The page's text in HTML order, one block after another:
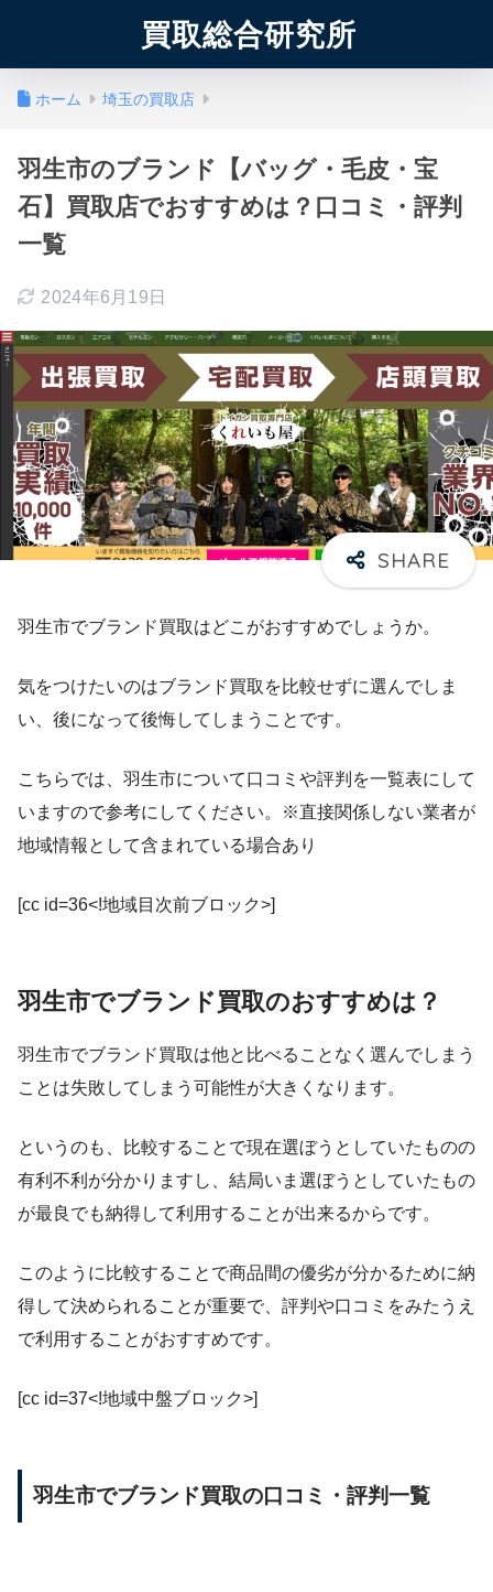
買取総合研究所
ホーム 埼玉の買取店
羽生市のブランド【バッグ・毛皮・宝
石】買取店でおすすめは？口コミ・評判
一覧
2024年6月19日
羽生市でブランド買取はどこがおすすめでしょうか。
気をつけたいのはブランド買取を比較せずに選んでしま
い、後になって後悔してしまうことです。
こちらでは、羽生市について口コミや評判を一覧表にして
いますので参考にしてください。※直接関係しない業者が
地域情報として含まれている場合あり
[cc id=36<!地域目次前ブロック>]
羽生市でブランド買取のおすすめは？
羽生市でブランド買取は他と比べることなく選んでしまう
ことは失敗してしまう可能性が大きくなります。
というのも、比較することで現在選ぼうとしていたものの
有利不利が分かりますし、結局いま選ぼうとしていたもの
が最良でも納得して利用することが出来るからです。
このように比較することで商品間の優劣が分かるために納
得して決められることが重要で、評判や口コミをみたうえ
で利用することがおすすめです。
[cc id=37<!地域中盤ブロック>]
羽生市でブランド買取の口コミ・評判一覧